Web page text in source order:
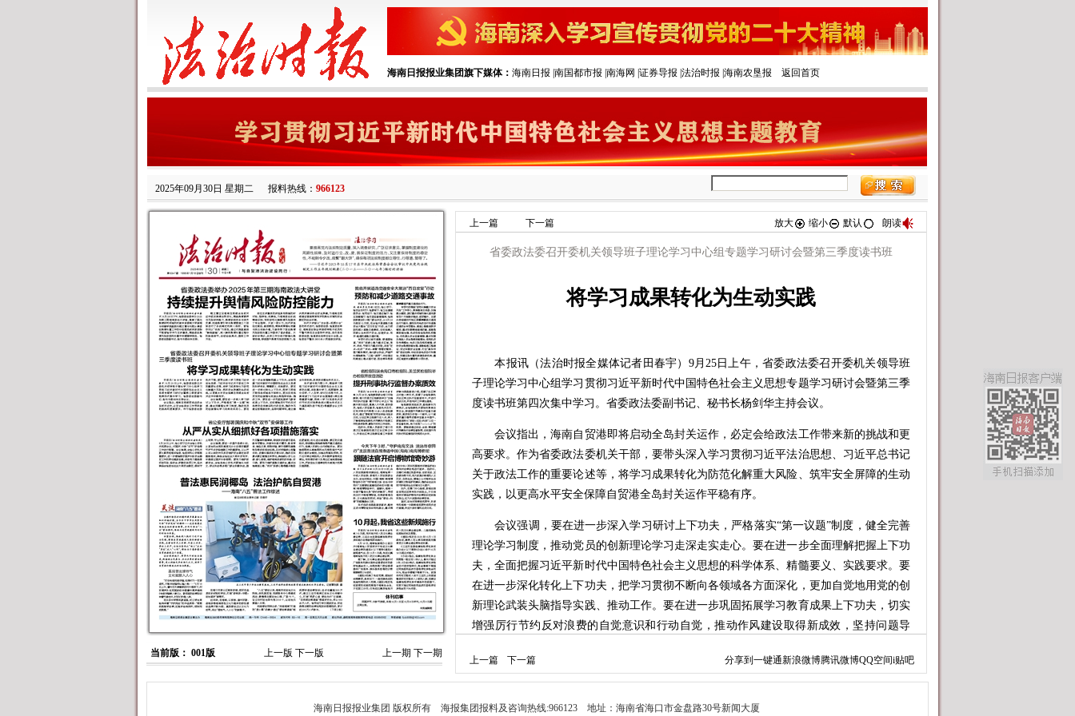
海南日报报业集团旗下媒体： 海南日报 南国都市报 南海网 证券导报 法治时报 海南农垦报 返回首页
2025年09月30日 星期二 报料热线： 966123
当前版： 001版 上一版 下一版 上一期 下一期
上一篇 下一篇 放大 缩小 默认 朗读
省委政法委召开委机关领导班子理论学习中心组专题学习研讨会暨第三季度读书班
将学习成果转化为生动实践
本报讯（法治时报全媒体记者田春宇）9月25日上午，省委政法委召开委机关领导班
子理论学习中心组学习贯彻习近平新时代中国特色社会主义思想专题学习研讨会暨第三季
度读书班第四次集中学习。省委政法委副书记、秘书长杨剑华主持会议。
会议指出，海南自贸港即将启动全岛封关运作，必定会给政法工作带来新的挑战和更
高要求。作为省委政法委机关干部，要带头深入学习贯彻习近平法治思想、习近平总书记
关于政法工作的重要论述等，将学习成果转化为防范化解重大风险、筑牢安全屏障的生动
实践，以更高水平安全保障自贸港全岛封关运作平稳有序。
会议强调，要在进一步深入学习研讨上下功夫，严格落实“第一议题”制度，健全完善
理论学习制度，推动党员的创新理论学习走深走实走心。要在进一步全面理解把握上下功
夫，全面把握习近平新时代中国特色社会主义思想的科学体系、精髓要义、实践要求。要
在进一步深化转化上下功夫，把学习贯彻不断向各领域各方面深化，更加自觉地用党的创
新理论武装头脑指导实践、推动工作。要在进一步巩固拓展学习教育成果上下功夫，切实
增强厉行节约反对浪费的自觉意识和行动自觉，推动作风建设取得新成效，坚持问题导
本次读书班为期2天，围绕学习贯彻习近平新时代中国特色社会主义思想的主题，采
上一篇 下一篇 分享到 一键通新浪微博腾讯微博QQ空间i贴吧